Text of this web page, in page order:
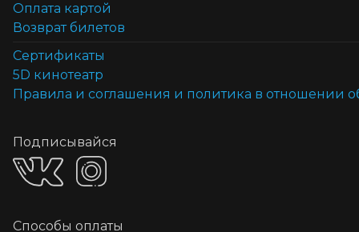
Оплата картой
Возврат билетов
Cертификаты
5D кинотеатр
Правила и соглашения и политика в отношении
Подписывайся
Способы оплаты